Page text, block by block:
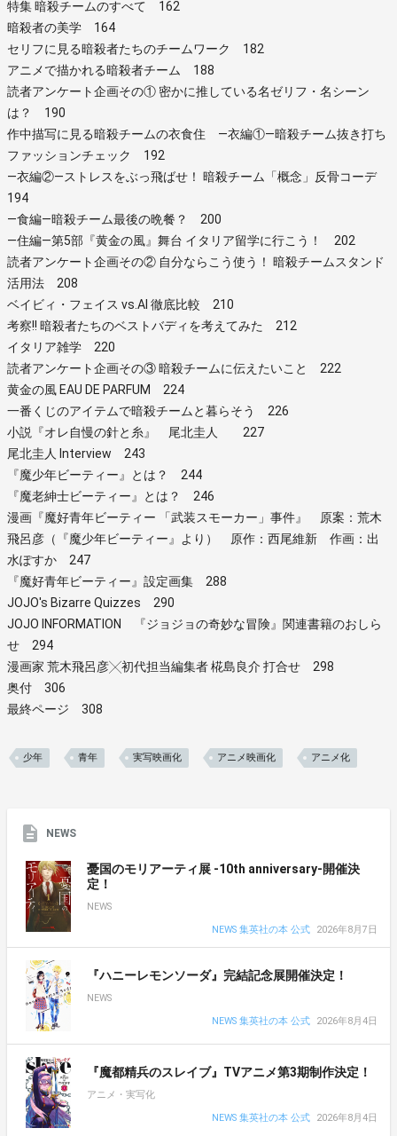
特集 暗殺チームのすべて 162
暗殺者の美学 164
セリフに見る暗殺者たちのチームワーク 182
アニメで描かれる暗殺者チーム 188
読者アンケート企画その① 密かに推している名ゼリフ・名シーン
は？ 190
作中描写に見る暗殺チームの衣食住 ―衣編①―暗殺チーム抜き打ち
ファッションチェック 192
―衣編②―ストレスをぶっ飛ばせ！ 暗殺チーム「概念」反骨コーデ
194
―食編―暗殺チーム最後の晩餐？ 200
―住編―第5部『黄金の風』舞台 イタリア留学に行こう！ 202
読者アンケート企画その② 自分ならこう使う！ 暗殺チームスタンド
活用法 208
ベイビィ・フェイス vs.AI 徹底比較 210
考察!! 暗殺者たちのベストバディを考えてみた 212
イタリア雑学 220
読者アンケート企画その③ 暗殺チームに伝えたいこと 222
黄金の風 EAU DE PARFUM 224
一番くじのアイテムで暗殺チームと暮らそう 226
小説『オレ自慢の針と糸』 尾北圭人 227
尾北圭人 Interview 243
『魔少年ビーティー』とは？ 244
『魔老紳士ビーティー』とは？ 246
漫画『魔好青年ビーティー 「武装スモーカー」事件』 原案：荒木
飛呂彦（『魔少年ビーティー』より） 原作：西尾維新 作画：出
水ぽすか 247
『魔好青年ビーティー』設定画集 288
JOJO's Bizarre Quizzes 290
JOJO INFORMATION 『ジョジョの奇妙な冒険』関連書籍のおしら
せ 294
漫画家 荒木飛呂彦╳初代担当編集者 椛島良介 打合せ 298
奥付 306
最終ページ 308
少年 青年 実写映画化 アニメ映画化 アニメ化
NEWS
憂国のモリアーティ展 -10th anniversary-開催決
定！
NEWS
NEWS 集英社の本 公式
2026年8月7日
『ハニーレモンソーダ』完結記念展開催決定！
NEWS
NEWS 集英社の本 公式
2026年8月4日
『魔都精兵のスレイブ』TVアニメ第3期制作決定！
アニメ・実写化
NEWS 集英社の本 公式
2026年8月4日